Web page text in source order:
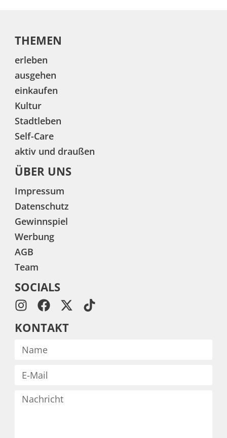
THEMEN
erleben
ausgehen
einkaufen
Kultur
Stadtleben
Self-Care
aktiv und draußen
ÜBER UNS
Impressum
Datenschutz
Gewinnspiel
Werbung
AGB
Team
SOCIALS
KONTAKT